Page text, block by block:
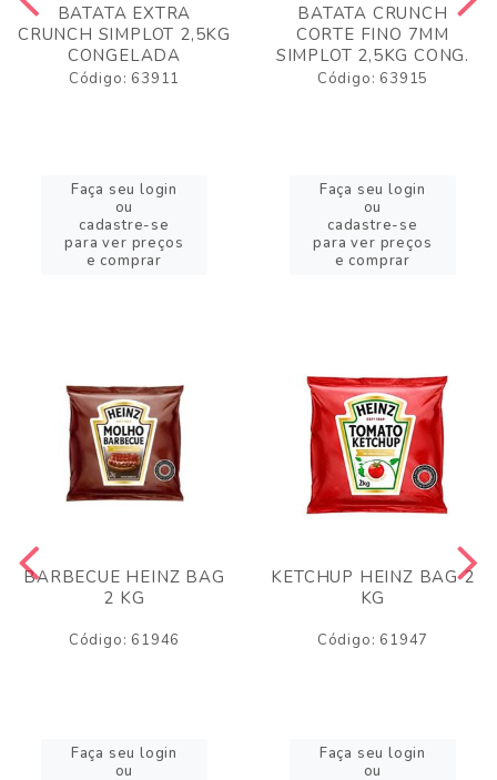
BATATA EXTRA
CRUNCH SIMPLOT 2,5KG
CONGELADA
Código: 63911
Faça seu login
ou
cadastre-se
para ver preços
e comprar
BATATA CRUNCH
CORTE FINO 7MM
SIMPLOT 2,5KG CONG.
Código: 63915
Faça seu login
ou
cadastre-se
para ver preços
e comprar
BARBECUE HEINZ BAG
2 KG
Código: 61946
Faça seu login
ou
KETCHUP HEINZ BAG 2
KG
Código: 61947
Faça seu login
ou